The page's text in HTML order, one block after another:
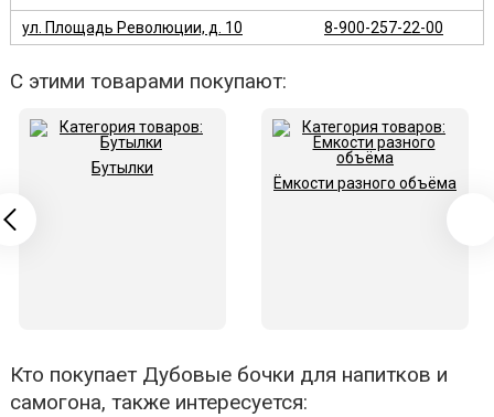
ул. Площадь Революции, д. 10 8-900-257-22-00
С этими товарами покупают:
Бутылки
Ёмкости разного объёма
Кто покупает Дубовые бочки для напитков и
самогона, также интересуется: